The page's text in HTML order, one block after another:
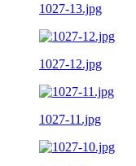
1027-13.jpg
1027-12.jpg
1027-11.jpg